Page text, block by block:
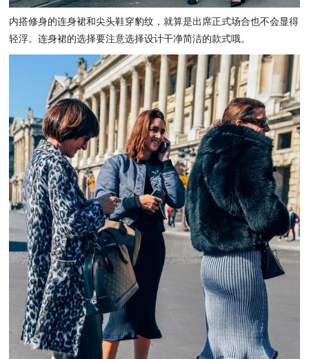
内搭修身的连身裙和尖头鞋穿豹纹 ，就算是出席正式场合也不会显得
轻浮。连身裙的选择要注意选择设计干净简洁的款式哦。